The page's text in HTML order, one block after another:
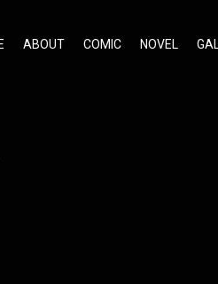
ABOUT COMIC NOVEL